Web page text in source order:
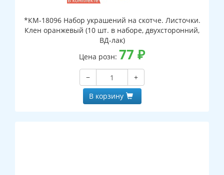
*КМ-18096 Набор украшений на скотче. Листочки.
Клен оранжевый (10 шт. в наборе, двухсторонний,
ВД-лак)
Цена розн: 77 ₽
−
+
В корзину